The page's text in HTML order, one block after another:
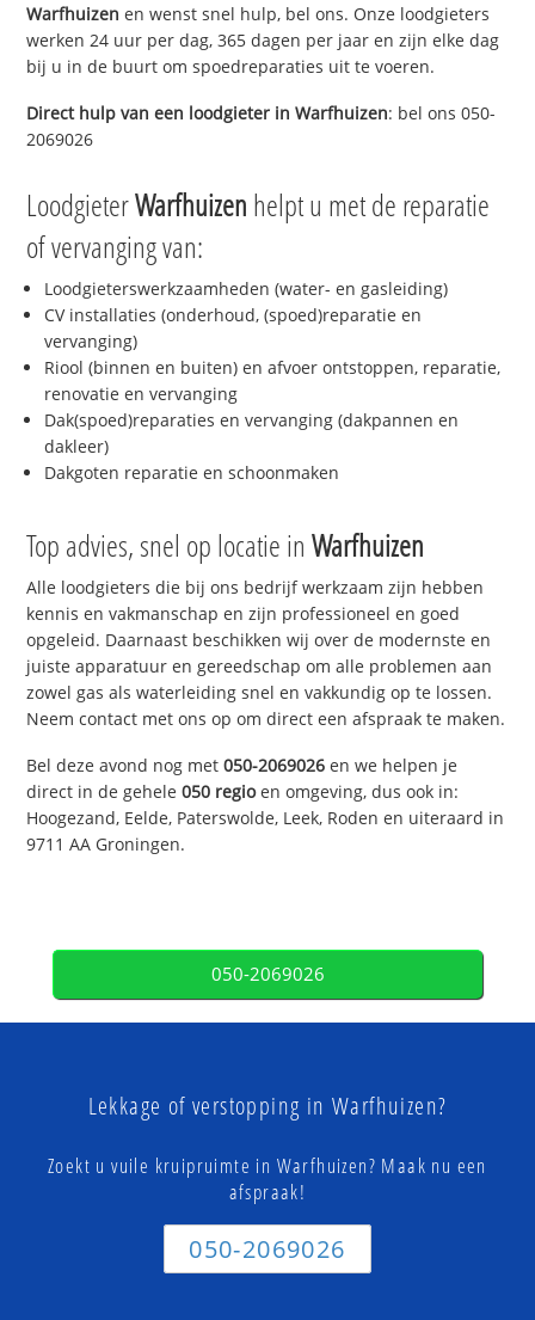
Warfhuizen en wenst snel hulp, bel ons. Onze loodgieters
werken 24 uur per dag, 365 dagen per jaar en zijn elke dag
bij u in de buurt om spoedreparaties uit te voeren.
Direct hulp van een loodgieter inWarfhuizen: bel ons 050-
2069026
LoodgieterWarfhuizen helpt u met de reparatie
of vervanging van:
Loodgieterswerkzaamheden (water- en gasleiding)
CV installaties (onderhoud, (spoed)reparatie en
vervanging)
Riool (binnen en buiten) en afvoer ontstoppen, reparatie,
renovatie en vervanging
Dak(spoed)reparaties en vervanging (dakpannen en
dakleer)
Dakgoten reparatie en schoonmaken
Top advies, snel op locatie inWarfhuizen
Alle loodgieters die bij ons bedrijf werkzaam zijn hebben
kennis en vakmanschap en zijn professioneel en goed
opgeleid. Daarnaast beschikken wij over de modernste en
juiste apparatuur en gereedschap om alle problemen aan
zowel gas als waterleiding snel en vakkundig op te lossen.
Neem contact met ons op om direct een afspraak te maken.
Bel deze avond nog met050-2069026 en we helpen je
direct in de gehele050 regioen omgeving, dus ook in:
Hoogezand, Eelde, Paterswolde, Leek, Roden en uiteraard in
9711 AA Groningen.
050-2069026
Lekkage of verstopping in Warfhuizen?
Zoekt u vuile kruipruimte in Warfhuizen? Maak nu een
afspraak!
050-2069026